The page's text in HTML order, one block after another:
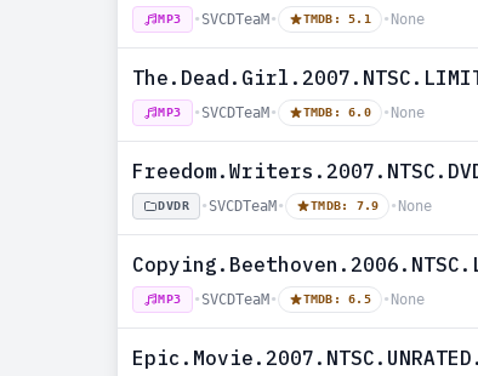
MP3 • SVCDTeaM • TMDB: 5.1 • None
MP3 • SVCDTeaM • TMDB: 6.0 • None
DVDR • SVCDTeaM • TMDB: 7.9 • None
MP3 • SVCDTeaM • TMDB: 6.5 • None